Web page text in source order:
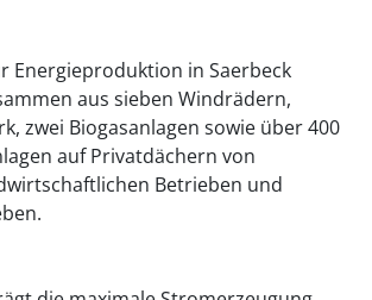
Energieproduktion in Saerbeck
aus sieben Windrädern,
zwei Biogasanlagen sowie über 400
auf Privatdächern von
Betrieben und